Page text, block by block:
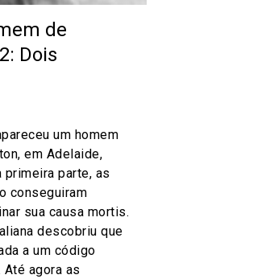
de
Dois
um homem
em Adelaide,
primeira parte, as
conseguiram
sua causa mortis.
descobriu que
a um código
agora as